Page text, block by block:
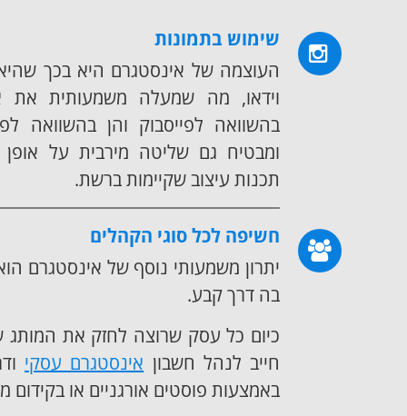
שימוש בתמונות
העוצמה של אינסטגרם היא בכך
וידאו, מה שמעלה משמעותית את
בהשוואה לפייסבוק והן בהשוואה
ומבטיח גם שליטה מירבית על
תכנות עיצוב שקיימות ברשת.
חשיפה לכל סוגי הקהלים
יתרון משמעותי נוסף של אינסטגרם
בה דרך קבע.
כיום כל עסק שרוצה לחזק את
חייב לנהל חשבון אינסטגרם עסקי
באמצעות פוסטים אורגניים או בקידום